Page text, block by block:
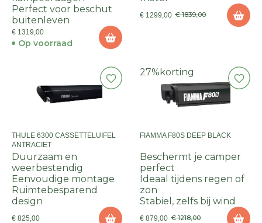
Perfect voor beschut
buitenleven
€ 1319,00
Op voorraad
€ 1299,00 € 1839,00
THULE 6300 CASSETTELUIFEL
ANTRACIET
Duurzaam en
weerbestendig
Eenvoudige montage
Ruimtebesparend
design
€ 825,00
27% korting
FIAMMA F80S DEEP BLACK
Beschermt je camper
perfect
Ideaal tijdens regen of
zon
Stabiel, zelfs bij wind
€ 879,00 € 1218,00